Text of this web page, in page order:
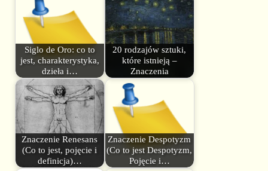
Siglo de Oro: co to
jest, charakterystyka,
dzieła i…
20 rodzajów sztuki,
które istnieją –
Znaczenia
Znaczenie Renesans
(Co to jest, pojęcie i
definicja)…
Znaczenie Despotyzm
(Co to jest Despotyzm,
Pojęcie i…